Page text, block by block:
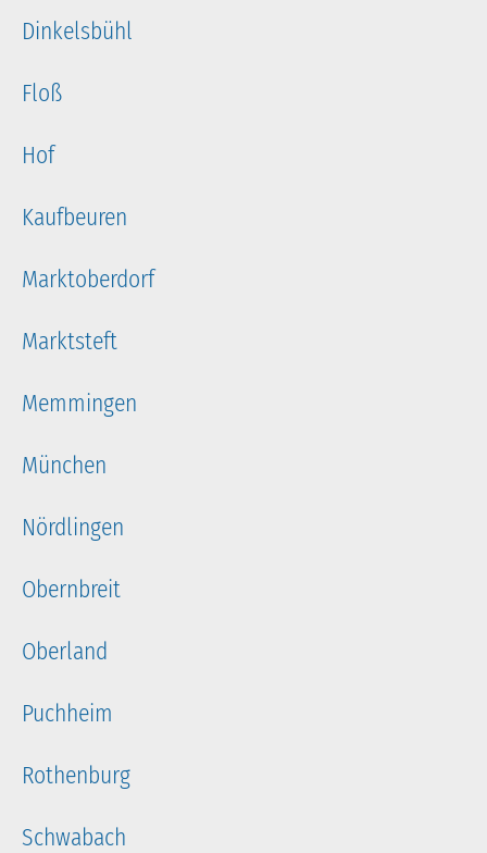
Dinkelsbühl
Floß
Hof
Kaufbeuren
Marktoberdorf
Marktsteft
Memmingen
München
Nördlingen
Obernbreit
Oberland
Puchheim
Rothenburg
Schwabach